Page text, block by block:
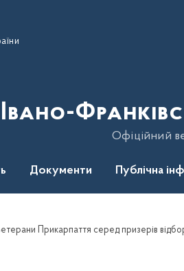
Івано-
Офіційний
Документи Публічна
Прикарпаття серед призерів